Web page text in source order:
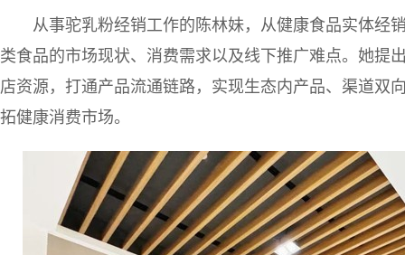
从事驼乳粉经销工作的陈林妹，从健康食品实体经
类食品的市场现状、消费需求以及线下推广难点。她提
店资源，打通产品流通链路，实现生态内产品、渠道双
拓健康消费市场。